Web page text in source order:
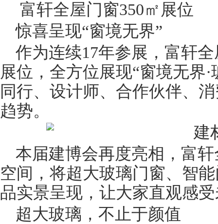
富轩全屋门窗350㎡展位
惊喜呈现“窗境无界”
作为连续17年参展，富轩
展位，全方位展现“窗境无界
同行、设计师、合作伙伴、
趋势。
本届建博会再度亮相，富
空间，将超大玻璃门窗、智
品实景呈现，让大家直观感
超大玻璃，不止于颜值